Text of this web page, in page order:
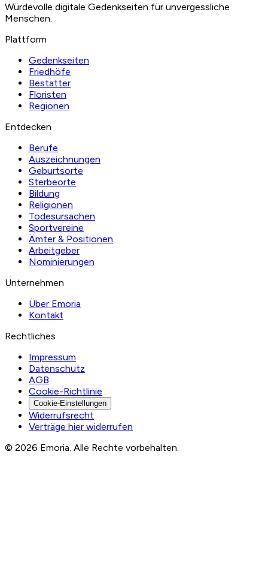
Würdevolle digitale Gedenkseiten für unvergessliche
Menschen.
Plattform
Gedenkseiten
Friedhöfe
Bestatter
Floristen
Regionen
Entdecken
Berufe
Auszeichnungen
Geburtsorte
Sterbeorte
Bildung
Religionen
Todesursachen
Sportvereine
Ämter & Positionen
Arbeitgeber
Nominierungen
Unternehmen
Über Emoria
Kontakt
Rechtliches
Impressum
Datenschutz
AGB
Cookie-Richtlinie
Cookie-Einstellungen
Widerrufsrecht
Verträge hier widerrufen
© 2026 Emoria. Alle Rechte vorbehalten.